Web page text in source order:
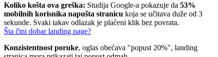
Koliko košta ova greška: Studija Google-a pokazuje da 53%
mobilnih korisnika napušta stranicu koja se učitava duže od 3
sekunde. Svaki takav odlazak je plaćeni klik bez povrata.
Šta čini dobar landing page?
Konzistentnost poruke, oglas obećava "popust 20%", landing